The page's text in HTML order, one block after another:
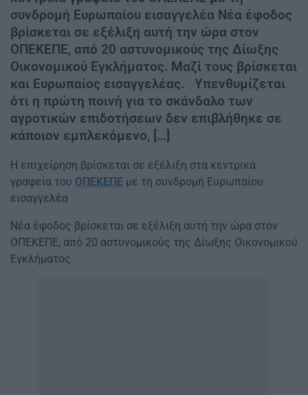
συνδρομή Ευρωπαίου εισαγγελέα Νέα έφοδος
βρίσκεται σε εξέλιξη αυτή την ώρα στον
ΟΠΕΚΕΠΕ, από 20 αστυνομικούς της Δίωξης
Οικονομικού Εγκλήματος. Μαζί τους βρίσκεται
και Ευρωπαίος εισαγγελέας. Υπενθυμίζεται
ότι η πρώτη ποινή για το σκάνδαλο των
αγροτικών επιδοτήσεων δεν επιβλήθηκε σε
κάποιον εμπλεκόμενο, […]
Η επιχείρηση βρίσκεται σε εξέλιξη στα κεντρικά
γραφεία του ΟΠΕΚΕΠΕ με τη συνδρομή Ευρωπαίου
εισαγγελέα
Νέα έφοδος βρίσκεται σε εξέλιξη αυτή την ώρα στον
ΟΠΕΚΕΠΕ, από 20 αστυνομικούς της Δίωξης Οικονομικού
Εγκλήματος.